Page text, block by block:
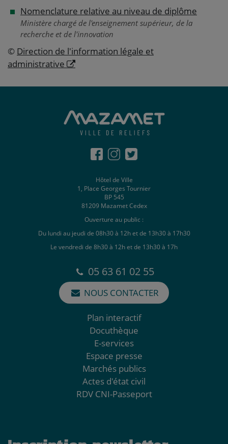
Nomenclature relative au niveau de diplôme
Ministère chargé de l'enseignement supérieur, de la
recherche et de l'innovation
© Direction de l'information légale et
administrative
Hôtel de Ville
1, Place Georges Tournier
BP 545
81209 Mazamet Cedex
Ouverture au public :
Du lundi au jeudi de 08h30 à 12h et de 13h30 à 17h30
Le vendredi de 8h30 à 12h et de 13h30 à 17h
05 63 61 02 55
NOUS CONTACTER
Plan interactif
Docuthèque
E-services
Espace presse
Marchés publics
Actes d'état civil
RDV CNI-Passeport